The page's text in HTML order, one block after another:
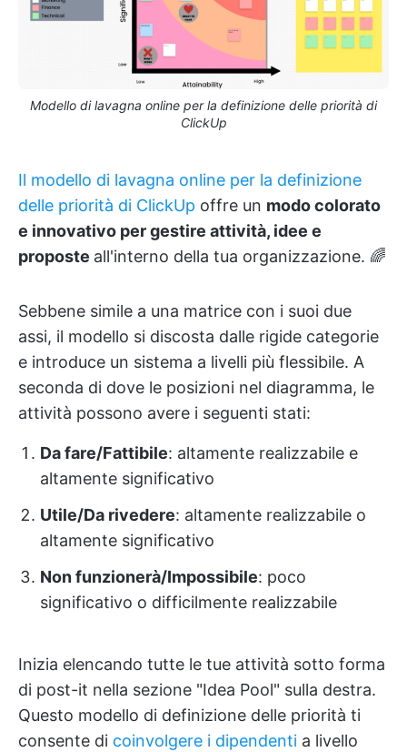
Modello di lavagna online per la definizione delle priorità di
ClickUp
Il modello di lavagna online per la definizione
delle priorità di ClickUp offre un modo colorato
e innovativo per gestire attività, idee e
proposte all'interno della tua organizzazione. 🌈
Sebbene simile a una matrice con i suoi due
assi, il modello si discosta dalle rigide categorie
e introduce un sistema a livelli più flessibile. A
seconda di dove le posizioni nel diagramma, le
attività possono avere i seguenti stati:
Da fare/Fattibile: altamente realizzabile e
altamente significativo
Utile/Da rivedere: altamente realizzabile o
altamente significativo
Non funzionerà/Impossibile: poco
significativo o difficilmente realizzabile
Inizia elencando tutte le tue attività sotto forma
di post-it nella sezione "Idea Pool" sulla destra.
Questo modello di definizione delle priorità ti
consente di coinvolgere i dipendenti a livello